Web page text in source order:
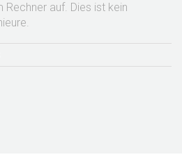
auf. Dies ist kein